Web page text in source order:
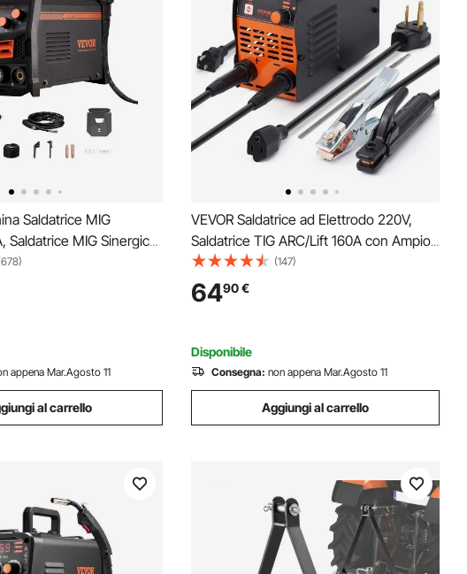
Saldatrice MIG
Saldatrice MIG Sinergica
Gas, Kit Saldatrice
con Tecnologia
Saldatrice
appena Mar.Agosto 11
al carrello
VEVOR Saldatrice ad Elettrodo 220V,
Saldatrice TIG ARC/Lift 160A con Ampio
Display a LED, Saldatrice ad Elettrodo
Portatile con Hot Start Arc Force Anti-
Stick VRD, Saldatrice ad Arco MMA,
(147)
6490€
Disponibile
Consegna: non appena Mar.Agosto 11
Aggiungi al carrello